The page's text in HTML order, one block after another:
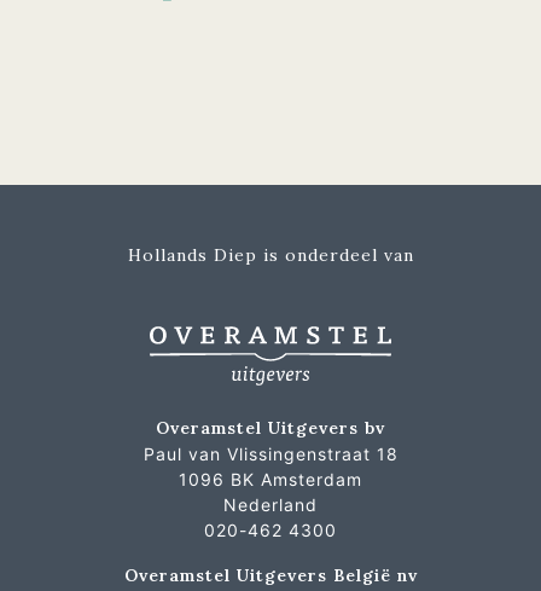
Hollands Diep is onderdeel van
Overamstel Uitgevers bv
Paul van Vlissingenstraat 18
1096 BK Amsterdam
Nederland
020-462 4300
Overamstel Uitgevers België nv